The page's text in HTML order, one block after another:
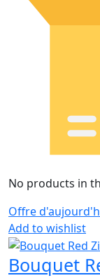
No products in
Offre
Add to wishlist
Bouquet